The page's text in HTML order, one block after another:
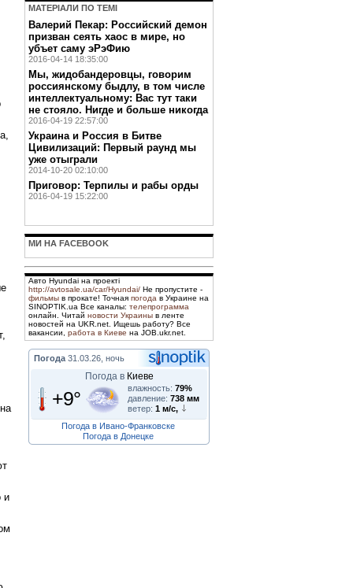
и
МАТЕРIАЛИ ПО ТЕМI
Валерий Пекар: Российский демон
призван сеять хаос в мире, но
убъет саму эРэФию
2016-04-14 18:35:00
Мы, жидобандеровцы, говорим
россиянскому быдлу, в том числе
интеллектуальному: Вас тут таки
не стояло. Нигде и больше никогда
2016-04-19 22:57:00
Украина и Россия в Битве
Цивилизаций: Первый раунд мы
уже отыграли
2014-10-20 02:10:00
Приговор: Терпилы и рабы орды
2016-04-19 15:22:00
МИ НА FACEBOOK
Авто Hyundai на проекті
http://avtosale.ua/car/Hyundai/ Не пропустите -
фильмы в прокате! Точная погода в Украине на
SINOPTIK.ua Все каналы: телепрограмма
онлайн. Читай новости Украины в ленте
новостей на UKR.net. Ищешь работу? Все
вакансии, работа в Киеве на JOB.ukr.net.
Погода 31.03.26, ночь
Погода в Киеве
+9° влажность: 79%
давление: 738 мм
ветер: 1 м/с,
Погода в Ивано-Франковске
Погода в Донецке